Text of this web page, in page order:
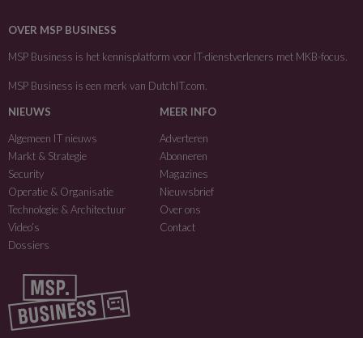
OVER MSP BUSINESS
MSP Business is het kennisplatform voor IT-dienstverleners met MKB-focus.
MSP Business is een merk van DutchIT.com.
NIEUWS
Algemeen IT nieuws
Markt & Strategie
Security
Operatie & Organisatie
Technologie & Architectuur
Video’s
Dossiers
MEER INFO
Adverteren
Abonneren
Magazines
Nieuwsbrief
Over ons
Contact